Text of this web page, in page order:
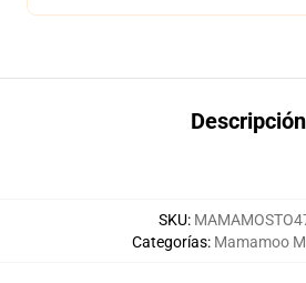
Descripción
SKU:
Categorías: Mamamoo